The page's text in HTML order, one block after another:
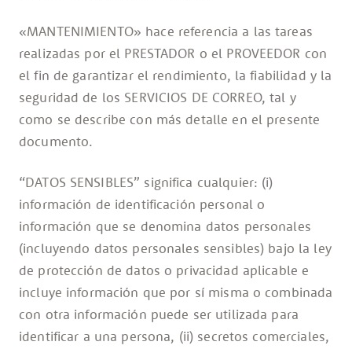
«MANTENIMIENTO» hace referencia a las tareas
realizadas por el PRESTADOR o el PROVEEDOR con
el fin de garantizar el rendimiento, la fiabilidad y la
seguridad de los SERVICIOS DE CORREO, tal y
como se describe con más detalle en el presente
documento.
“DATOS SENSIBLES” significa cualquier: (i)
información de identificación personal o
información que se denomina datos personales
(incluyendo datos personales sensibles) bajo la ley
de protección de datos o privacidad aplicable e
incluye información que por sí misma o combinada
con otra información puede ser utilizada para
identificar a una persona, (ii) secretos comerciales,